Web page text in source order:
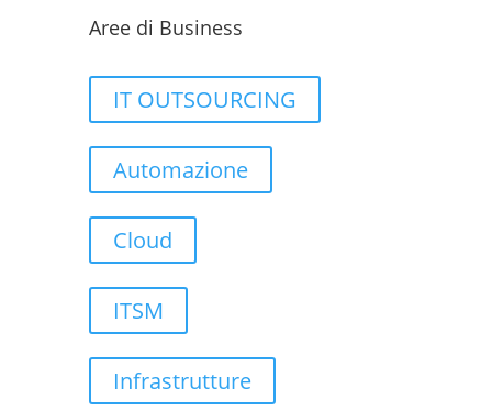
Aree di Business
IT OUTSOURCING
Automazione
Cloud
ITSM
Infrastrutture